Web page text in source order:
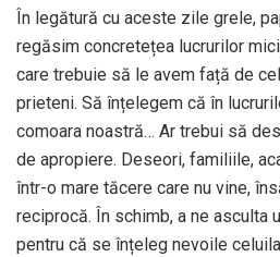
În legătură cu aceste zile grele,
regăsim concretețea lucrurilor
care trebuie să le avem față de
prieteni. Să înțelegem că în
comoara noastră… Ar trebui să
de apropiere. Deseori, familiile,
într-o mare tăcere care nu vine,
reciprocă. În schimb, a ne asculta
pentru că se înțeleg nevoile